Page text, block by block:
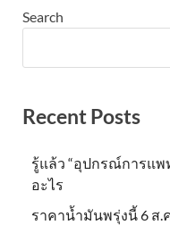
Search
Recent Posts
รู้แล้ว “อุปกรณ์การแพ
อะไร
ราคาน้ำมันพรุ่งนี้ 6 ส.